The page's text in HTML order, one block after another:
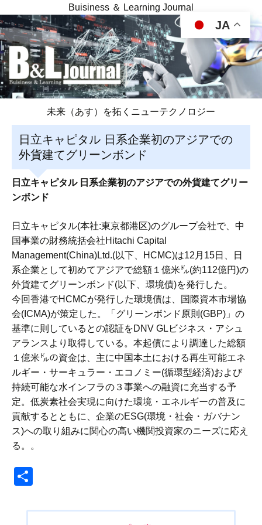
Buisiness ＆ Learning Journal
未来（あす）を拓くニューテクノロジー
日立キャピタル 日系企業初のアジアでの
外貨建てグリーンボンド
日立キャピタル 日系企業初のアジアでの外貨建てグリー
ンボンド
日立キャピタル(本社:東京都港区)のグループ会社で、中
国事業の財務統括会社Hitachi Capital
Management(China)Ltd.(以下、HCMC)は12月15日、日
系企業として初めてアジアで総額１億米㌦(約112億円)の
外貨建てグリーンボンド(以下、環境債)を発行した。
今回香港でHCMCが発行した環境債は、国際資本市場協
会(ICMA)が策定した。「グリーンボンド原則(GBP)」の
基準に則しているとの認証をDNV GLビジネス・アシュ
アランスより取得している。本起債により調達した総額
１億米㌦の資金は、主に中国本土における再生可能エネ
ルギー・サーキュラー・エコノミー(循環型経済)および
持続可能な水インフラの３事業への融資に充当する予
定。低炭素社会実現に向けた環境・エネルギーの普及に
貢献するとともに、企業のESG(環境・社会・ガバナン
ス)への取り組みに関心の高い機関投資家のニーズに応え
る。。
JA